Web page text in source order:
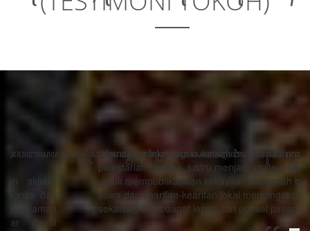
“Kemajuan teknologi bukanlah musuh dari proses
pelestarian budaya, justru menjadi strategi sebagai alat
untuk mempublikasikan kekayaan khasanah budaya
Jawa dan kearifan-kearifan lokal mengingat generasi
sekarang tidak dapat lepas dari ponsel pintarnya.”